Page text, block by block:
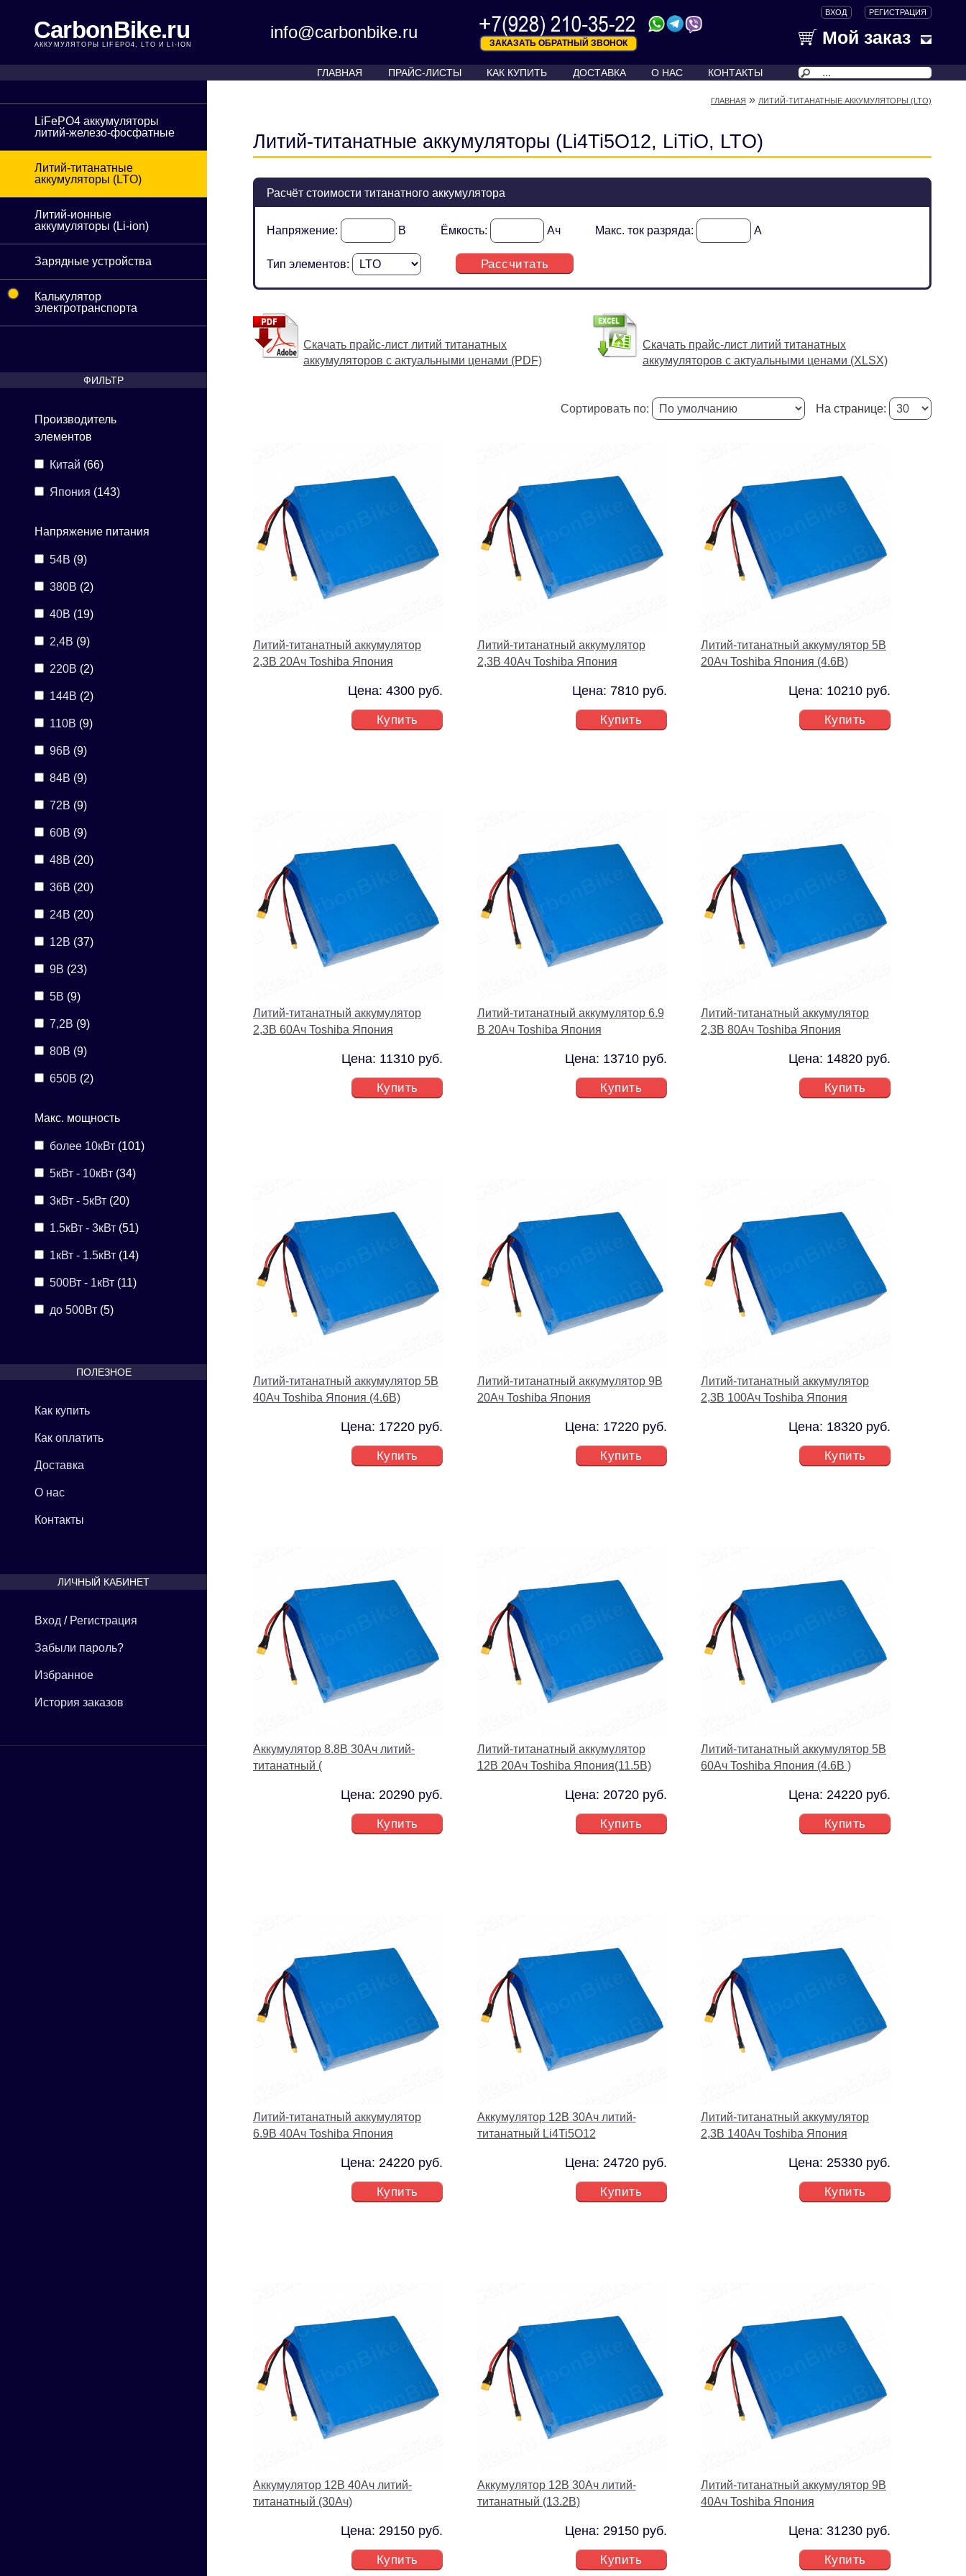
CarbonBike.ru
АККУМУЛЯТОРЫ LIFEPO4, LTO И LI-ION
info@carbonbike.ru
ЗАКАЗАТЬ ОБРАТНЫЙ ЗВОНОК Мой заказ
ВХОД РЕГИСТРАЦИЯ
ГЛАВНАЯ ПРАЙС-ЛИСТЫ КАК КУПИТЬ ДОСТАВКА О НАС КОНТАКТЫ
LiFePO4 аккумуляторы
литий-железо-фосфатные
Литий-титанатные
аккумуляторы (LTO)
Литий-ионные
аккумуляторы (Li-ion)
Зарядные устройства
•
Калькулятор
электротранспорта
ФИЛЬТР
Производитель
элементов
Китай (66)
Япония (143)
Напряжение питания
54В (9)
380В (2)
40В (19)
2,4В (9)
220В (2)
144В (2)
110В (9)
96В (9)
84В (9)
72В (9)
60В (9)
48В (20)
36В (20)
24В (20)
12В (37)
9В (23)
5В (9)
7,2В (9)
80В (9)
650В (2)
Макс. мощность
более 10кВт (101)
5кВт - 10кВт (34)
3кВт - 5кВт (20)
1.5кВт - 3кВт (51)
1кВт - 1.5кВт (14)
500Вт - 1кВт (11)
до 500Вт (5)
ПОЛЕЗНОЕ
Как купить
Как оплатить
Доставка
О нас
Контакты
ЛИЧНЫЙ КАБИНЕТ
Вход / Регистрация
Забыли пароль?
Избранное
История заказов
ГЛАВНАЯ » ЛИТИЙ-ТИТАНАТНЫЕ АККУМУЛЯТОРЫ (LTO)
Литий-титанатные аккумуляторы (Li4Ti5O12, LiTiO, LTO)
Расчёт стоимости титанатного аккумулятора
Напряжение: В Ёмкость: Ач Макс. ток разряда: А
Тип элементов: Рассчитать
Скачать прайс-лист литий титанатных
аккумуляторов с актуальными ценами (PDF)
Скачать прайс-лист литий титанатных
аккумуляторов с актуальными ценами (XLSX)
На странице:
Сортировать по:
Литий-титанатный аккумулятор
2,3В 20Ач Toshiba Япония
Цена: 4300 руб.
Купить
Литий-титанатный аккумулятор
2,3В 40Ач Toshiba Япония
Цена: 7810 руб.
Купить
Литий-титанатный аккумулятор 5В
20Ач Toshiba Япония (4.6В)
Цена: 10210 руб.
Купить
Литий-титанатный аккумулятор
2,3В 60Ач Toshiba Япония
Цена: 11310 руб.
Купить
Литий-титанатный аккумулятор 6.9
В 20Ач Toshiba Япония
Цена: 13710 руб.
Купить
Литий-титанатный аккумулятор
2,3В 80Ач Toshiba Япония
Цена: 14820 руб.
Купить
Литий-титанатный аккумулятор 5В
40Ач Toshiba Япония (4.6В)
Цена: 17220 руб.
Купить
Литий-титанатный аккумулятор 9В
20Ач Toshiba Япония
Цена: 17220 руб.
Купить
Литий-титанатный аккумулятор
2,3В 100Ач Toshiba Япония
Цена: 18320 руб.
Купить
Аккумулятор 8.8В 30Ач литий-
титанатный (
Цена: 20290 руб.
Купить
Литий-титанатный аккумулятор
12В 20Ач Toshiba Япония(11.5В)
Цена: 20720 руб.
Купить
Литий-титанатный аккумулятор 5В
60Ач Toshiba Япония (4.6В )
Цена: 24220 руб.
Купить
Литий-титанатный аккумулятор
6.9В 40Ач Toshiba Япония
Цена: 24220 руб.
Купить
Аккумулятор 12В 30Ач литий-
титанатный Li4Ti5O12
Цена: 24720 руб.
Купить
Литий-титанатный аккумулятор
2,3В 140Ач Toshiba Япония
Цена: 25330 руб.
Купить
Аккумулятор 12В 40Ач литий-
титанатный (30Ач)
Цена: 29150 руб.
Купить
Аккумулятор 12В 30Ач литий-
титанатный (13.2В)
Цена: 29150 руб.
Купить
Литий-титанатный аккумулятор 9В
40Ач Toshiba Япония
Цена: 31230 руб.
Купить